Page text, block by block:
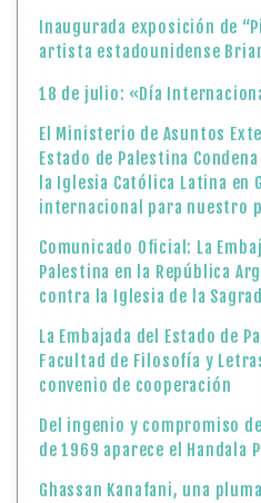
Inaugurada exposición de
artista estadounidense
18 de julio: «Día
El Ministerio de Asuntos
Estado de Palestina
la Iglesia Católica Latina en
internacional para nuestro
Comunicado Oficial: La
Palestina en la República
contra la Iglesia de la
La Embajada del Estado de
Facultad de Filosofía y
convenio de cooperación
Del ingenio y compromiso
de 1969 aparece el Handala
Ghassan Kanafani, una